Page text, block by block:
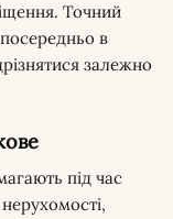
Точний
в
залежно
під час